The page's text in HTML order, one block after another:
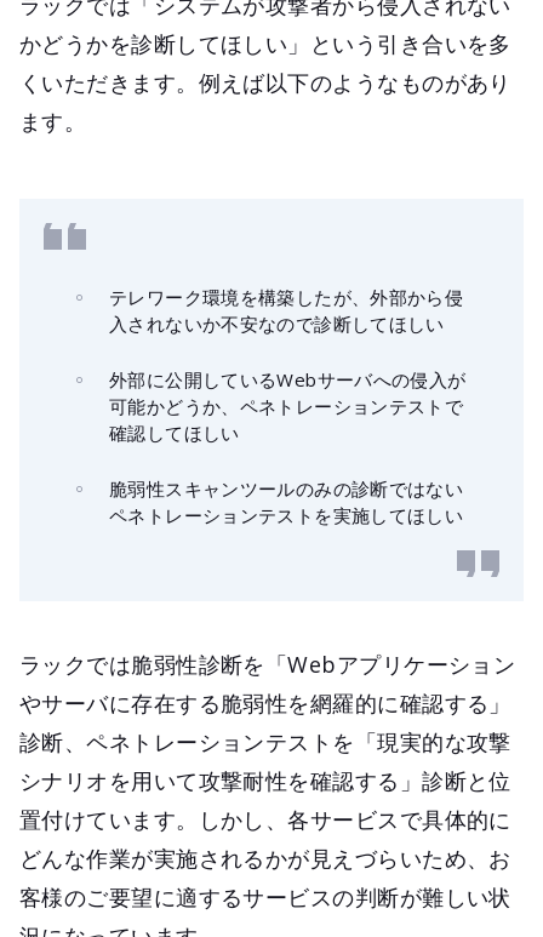
かどうかを診断してほしい」という引き合いを多
くいただきます。例えば以下のようなものがあり
ます。
テレワーク環境を構築したが、外部から侵
入されないか不安なので診断してほしい
外部に公開しているWebサーバへの侵入が
可能かどうか、ペネトレーションテストで
確認してほしい
脆弱性スキャンツールのみの診断ではない
ペネトレーションテストを実施してほしい
ラックでは脆弱性診断を「Webアプリケーション
やサーバに存在する脆弱性を網羅的に確認する」
診断、ペネトレーションテストを「現実的な攻撃
シナリオを用いて攻撃耐性を確認する」診断と位
置付けています。しかし、各サービスで具体的に
どんな作業が実施されるかが見えづらいため、お
客様のご要望に適するサービスの判断が難しい状